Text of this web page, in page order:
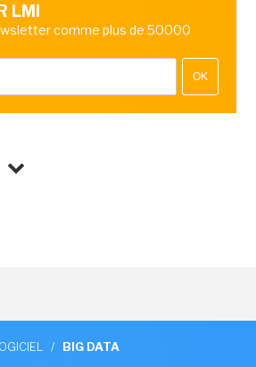
LMI
comme plus de 50000
OK
/ BIG DATA